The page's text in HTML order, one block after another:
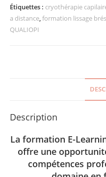
Étiquettes : cryothérapie
a distance,formation lissage
QUALIOPI
Description
La formation E-
offre une
compétences